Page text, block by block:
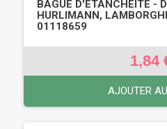
BAGUE D'ÉTANCHÉITÉ -
HURLIMANN,
01118659
1,84
AJOUTER